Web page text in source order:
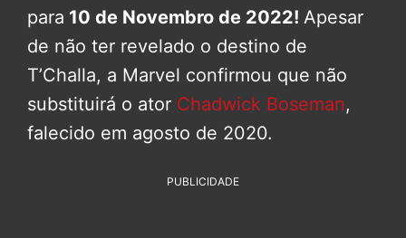
para 10 de Novembro de 2022! Apesar
de não ter revelado o destino de
T’Challa, a Marvel confirmou que não
substituirá o ator Chadwick Boseman,
falecido em agosto de 2020.
PUBLICIDADE